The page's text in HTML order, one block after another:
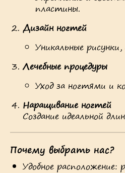
пластины.
Дизайн ногтей
Уникальные
Лечебные процедуры
Уход за ногтями и
Наращивание ногтей
Создание идеальной
Почему выбрать нас?
Удобное